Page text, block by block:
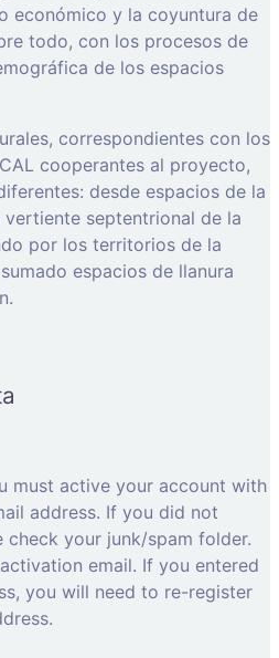
económico y la coyuntura de
todo, con los procesos de
de los espacios
correspondientes con los
cooperantes al proyecto,
desde espacios de la
septentrional de la
por los territorios de la
espacios de llanura
must active your account with
address. If you did not
check your junk/spam folder.
email. If you entered
you will need to re-register